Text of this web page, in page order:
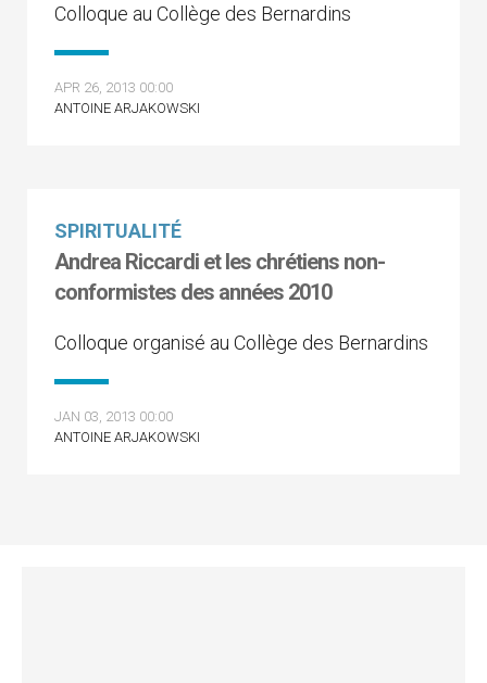
Colloque au Collège des Bernardins
APR 26, 2013 00:00
ANTOINE ARJAKOWSKI
SPIRITUALITÉ
Andrea Riccardi et les chrétiens non-
conformistes des années 2010
Colloque organisé au Collège des Bernardins
JAN 03, 2013 00:00
ANTOINE ARJAKOWSKI